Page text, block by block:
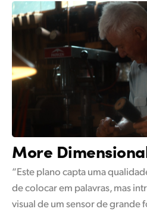
More
“Este plano capta uma
de colocar em palavras, mas
visual de um sensor de grande